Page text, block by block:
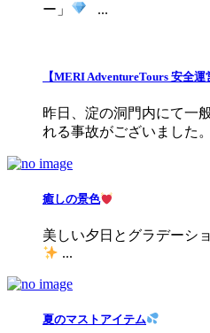
ー」
...
【MERI AdventureTours 安全運
昨日、淀の洞門内にて一
れる事故がございました
癒しの景色
美しい夕日とグラデーシ
...
夏のマストアイテム